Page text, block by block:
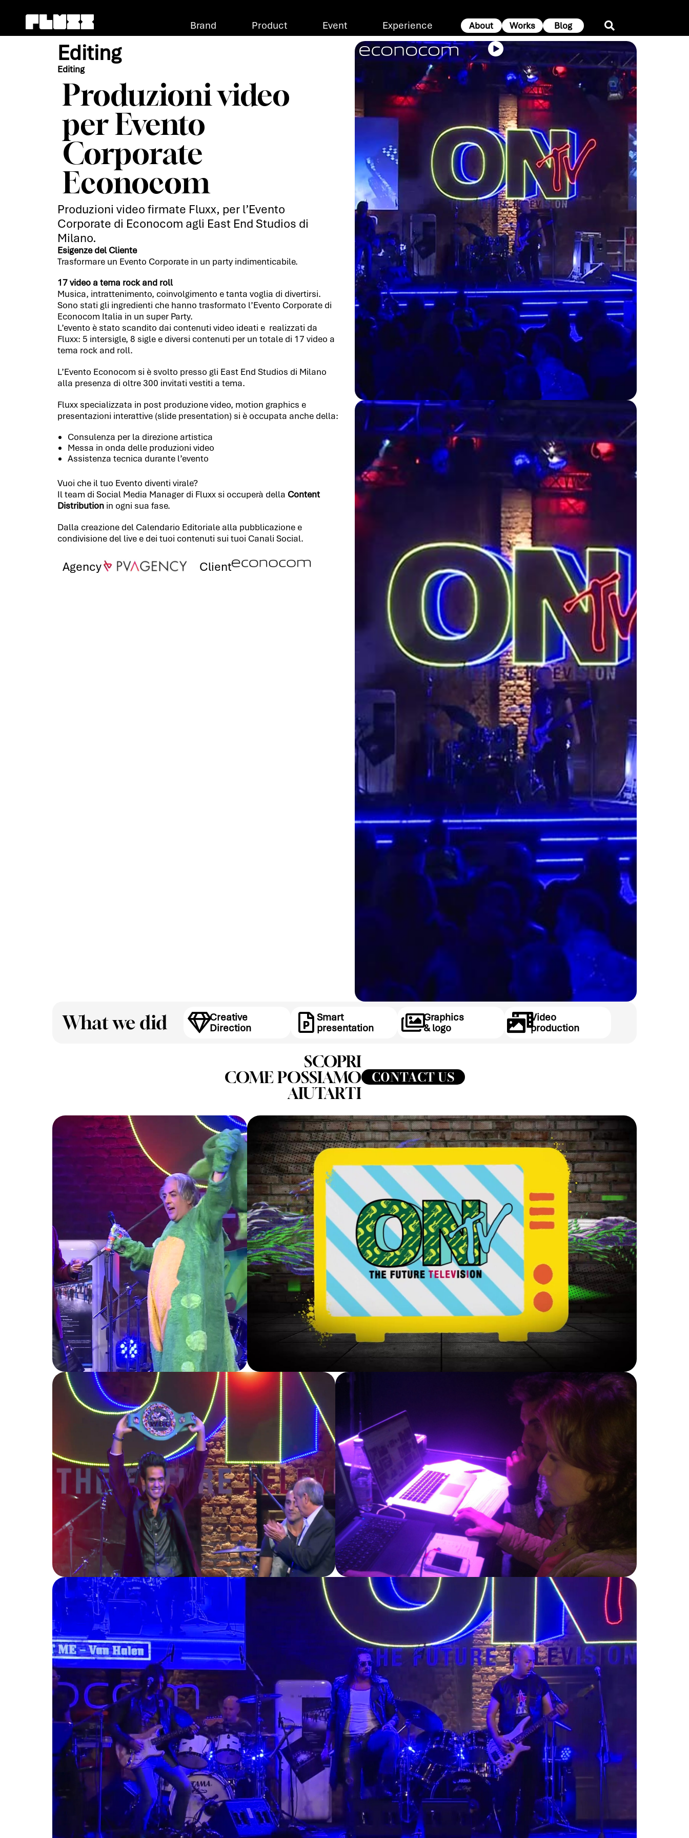
Brand Apri BrandProduct Apri Product
Event Apri EventExperience Apri Experience
About Works Blog
Editing
Editing
Produzioni video
per Evento
Corporate
Econocom
Produzioni video firmate Fluxx, per l’Evento
Corporate di Econocom agli East End Studios di
Milano.
Esigenze del Cliente
Trasformare un Evento Corporate in un party indimenticabile.
17 video a tema rock and roll
Musica, intrattenimento, coinvolgimento e tanta voglia di divertirsi.
Sono stati gli ingredienti che hanno trasformato l’Evento Corporate di
Econocom Italia in un super Party.
L’evento è stato scandito dai contenuti video ideati e realizzati da
Fluxx: 5 intersigle, 8 sigle e diversi contenuti per un totale di 17 video a
tema rock and roll.
L’Evento Econocom si è svolto presso gli East End Studios di Milano
alla presenza di oltre 300 invitati vestiti a tema.
Fluxx specializzata in post produzione video, motion graphics e
presentazioni interattive (slide presentation) si è occupata anche della:
Consulenza per la direzione artistica
Messa in onda delle produzioni video
Assistenza tecnica durante l’evento
Vuoi che il tuo Evento diventi virale?
Il team di Social Media Manager di Fluxx si occuperà della Content
Distribution in ogni sua fase.
Dalla creazione del Calendario Editoriale alla pubblicazione e
condivisione del live e dei tuoi contenuti sui tuoi Canali Social.
Agency Client
What we did
Creative
Direction
Smart
presentation
Graphics
& logo
Video
production
SCOPRI
COME POSSIAMO
AIUTARTI
CONTACT US